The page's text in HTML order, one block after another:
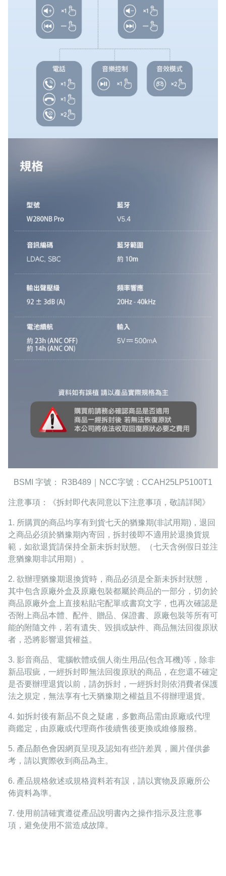
BSMI 字號： R3B489｜NCC字號：CCAH25LP5100T1
注意事項：《拆封即代表同意以下注意事項，敬請詳閱》
1. 所購買的商品均享有到貨七天的猶豫期(非試用期)，退回
之商品必須於猶豫期內寄回，拆封後即不適用於退換貨規
範，如欲退貨請保持全新未拆封狀態。（七天含例假日並注
意猶豫期非試用期）。
2. 欲辦理猶豫期退換貨時，商品必須是全新未拆封狀態，
其中包含原廠外盒及原廠包裝都屬於商品的一部分，切勿於
商品原廠外盒上直接粘貼宅配單或書寫文字，也再次確認是
否附上商品本體、配件、贈品、保證書、原廠包裝等所有可
能的附隨文件，若有遺失、毀損或缺件、商品無法回復原狀
者，恐將影響退貨權益。
3. 影音商品、電腦軟體或個人衛生用品(包含耳機)等，除非
新品瑕疵，一經拆封即無法回復原狀的商品，在您還不確定
是否要辦理退貨以前，請勿拆封，一經拆封則依消費者保護
法之規定，無法享有七天猶豫期之權益且不得辦理退貨。
4. 如拆封後有新品不良之疑慮，多數商品需由原廠或代理
商鑑定，由原廠或代理商作後續售後更換或維修服務。
5. 產品顏色會因網頁呈現及認知有些許差異，圖片僅供參
考，請以實際收到商品為主。
6. 產品規格敘述或規格資料若有誤，請以實物及原廠所公
佈資料為準。
7. 使用前請確實遵從產品說明書內之操作指示及注意事
項，避免使用不當造成故障。